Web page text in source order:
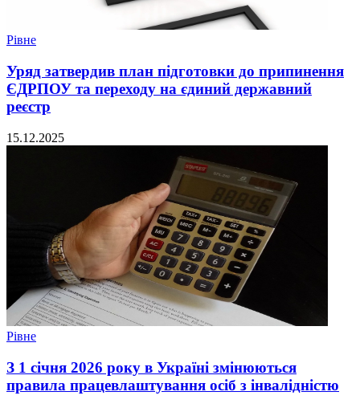
Рівне
Уряд затвердив план підготовки до припинення
ЄДРПОУ та переходу на єдиний державний
реєстр
15.12.2025
Рівне
З 1 січня 2026 року в Україні змінюються
правила працевлаштування осіб з інвалідністю